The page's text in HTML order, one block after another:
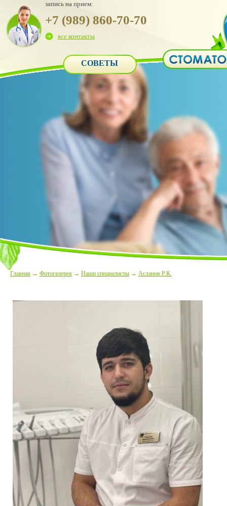
СОВЕТЫ
запись на прием:
+7 (989) 860-70-70
все контакты
Главная → Фотогалерея → Наши специалисты → Асланов Р.К.